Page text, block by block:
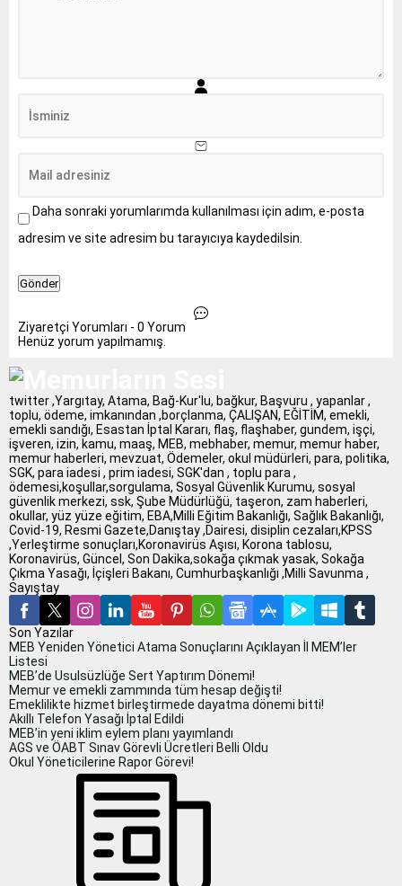
Daha sonraki yorumlarımda kullanılması için adım, e-posta
adresim ve site adresim bu tarayıcıya kaydedilsin.
Ziyaretçi Yorumları - 0 Yorum
Henüz yorum yapılmamış.
twitter ,Yargıtay, Atama, Bağ-Kur'lu, bağkur, Başvuru , yapanlar ,
toplu, ödeme, imkanından ,borçlanma, ÇALIŞAN, EĞİTİM, emekli,
emekli sandığı, Esastan İptal Kararı, flaş, flaşhaber, gundem, işçi,
işveren, izin, kamu, maaş, MEB, mebhaber, memur, memur haber,
memur haberleri, mevzuat, Ödemeler, okul müdürleri, para, politika,
SGK, para iadesi , prim iadesi, SGK'dan , toplu para ,
ödemesi,koşullar,sorgulama, Sosyal Güvenlik Kurumu, sosyal
güvenlik merkezi, ssk, Şube Müdürlüğü, taşeron, zam haberleri,
okullar, yüz yüze eğitim, EBA,Milli Eğitim Bakanlığı, Sağlık Bakanlığı,
Covid-19, Resmi Gazete,Danıştay ,Dairesi, disiplin cezaları,KPSS
,Yerleştirme sonuçları,Koronavirüs Aşısı, Korona tablosu,
Koronavirüs, Güncel, Son Dakika,sokağa çıkmak yasak, Sokağa
Çıkma Yasağı, İçişleri Bakanı, Cumhurbaşkanlığı ,Milli Savunma ,
Sayıştay
Son Yazılar
MEB Yeniden Yönetici Atama Sonuçlarını Açıklayan İl MEM’ler
Listesi
MEB’de Usulsüzlüğe Sert Yaptırım Dönemi!
Memur ve emekli zammında tüm hesap değişti!
Emeklilikte hizmet birleştirmede dayatma dönemi bitti!
Akıllı Telefon Yasağı İptal Edildi
MEB’in yeni iklim eylem planı yayımlandı
AGS ve ÖABT Sınav Görevli Ücretleri Belli Oldu
Okul Yöneticilerine Rapor Görevi!